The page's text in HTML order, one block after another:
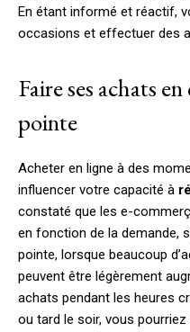
En étant informé et réactif,
occasions et effectuer des
Faire ses achats
pointe
Acheter en ligne à des
influencer votre capacité à
constaté que les e-
en fonction de la demande,
pointe, lorsque beaucoup
peuvent être légèrement
achats pendant les heures
ou tard le soir, vous